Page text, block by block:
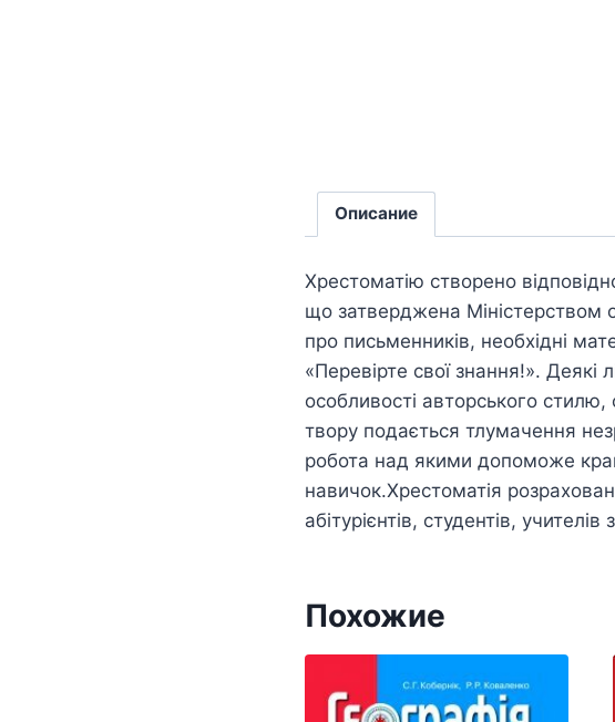
Описание
Хрестоматію створено
що затверджена Міністерством
про письменників, необхідні
«Перевірте свої знання!».
особливості авторського стилю,
твору подається тлумачення
робота над якими допоможе
навичок.Хрестоматія
абітурієнтів, студентів,
Похожие